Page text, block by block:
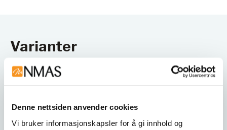
Denne nettsiden anvender cookies
Vi bruker informasjonskapsler for å gi innhold og
Varianter